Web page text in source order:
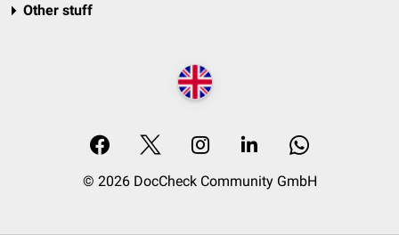
Other stuff
© 2026 DocCheck Community GmbH